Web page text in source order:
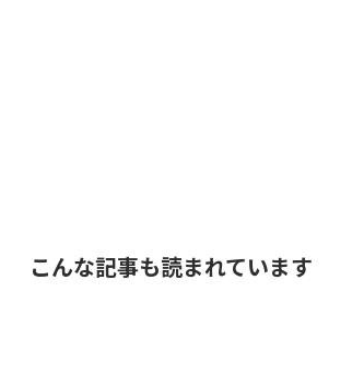
こんな記事も読まれています